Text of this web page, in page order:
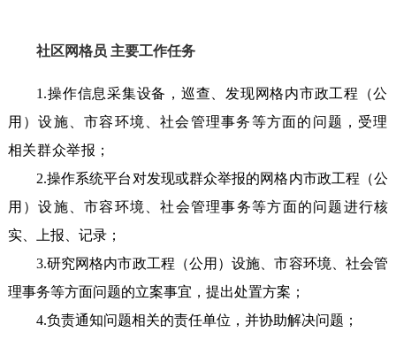
社区网格员 主要工作任务
1.操作信息采集设备，巡查、发现网格内市政工程（公
用）设施、市容环境、社会管理事务等方面的问题，受理
相关群众举报；
2.操作系统平台对发现或群众举报的网格内市政工程（公
用）设施、市容环境、社会管理事务等方面的问题进行核
实、上报、记录；
3.研究网格内市政工程（公用）设施、市容环境、社会管
理事务等方面问题的立案事宜，提出处置方案；
4.负责通知问题相关的责任单位，并协助解决问题；